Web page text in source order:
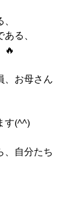
る、
🔥
、お母さん
す(^^)
、自分たち